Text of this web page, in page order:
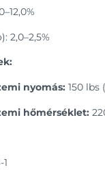
2,0–2,5%
nyomás: 150 lbs
hőmérséklet: